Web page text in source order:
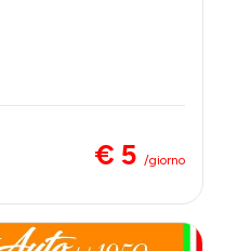
€ 5 /giorno